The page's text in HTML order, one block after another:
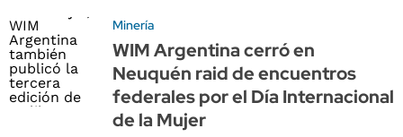
Minería
WIM Argentina cerró en
Neuquén raid de encuentros
federales por el Día Internacional
de la Mujer